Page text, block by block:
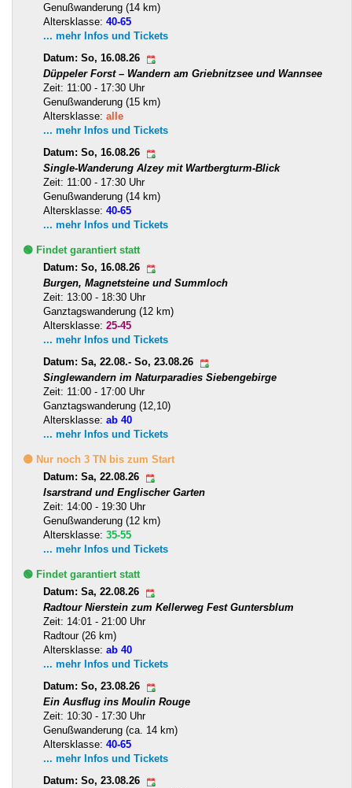
Genußwanderung (14 km)
Altersklasse: 40-65
... mehr Infos und Tickets
Datum: So, 16.08.26
Düppeler Forst – Wandern am Griebnitzsee und Wannsee
Zeit: 11:00 - 17:30 Uhr
Genußwanderung (15 km)
Altersklasse: alle
... mehr Infos und Tickets
Datum: So, 16.08.26
Single-Wanderung Alzey mit Wartbergturm-Blick
Zeit: 11:00 - 17:30 Uhr
Genußwanderung (14 km)
Altersklasse: 40-65
... mehr Infos und Tickets
🟢 Findet garantiert statt
Datum: So, 16.08.26
Burgen, Magnetsteine und Summloch
Zeit: 13:00 - 18:30 Uhr
Ganztagswanderung (12 km)
Altersklasse: 25-45
... mehr Infos und Tickets
Datum: Sa, 22.08.- So, 23.08.26
Singlewandern im Naturparadies Siebengebirge
Zeit: 11:00 - 17:00 Uhr
Ganztagswanderung (12,10)
Altersklasse: ab 40
... mehr Infos und Tickets
🟡 Nur noch 3 TN bis zum Start
Datum: Sa, 22.08.26
Isarstrand und Englischer Garten
Zeit: 14:00 - 19:30 Uhr
Genußwanderung (12 km)
Altersklasse: 35-55
... mehr Infos und Tickets
🟢 Findet garantiert statt
Datum: Sa, 22.08.26
Radtour Nierstein zum Kellerweg Fest Guntersblum
Zeit: 14:01 - 21:00 Uhr
Radtour (26 km)
Altersklasse: ab 40
... mehr Infos und Tickets
Datum: So, 23.08.26
Ein Ausflug ins Moulin Rouge
Zeit: 10:30 - 17:30 Uhr
Genußwanderung (ca. 14 km)
Altersklasse: 40-65
... mehr Infos und Tickets
Datum: So, 23.08.26